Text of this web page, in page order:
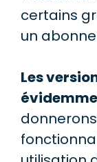
certains
un
Les